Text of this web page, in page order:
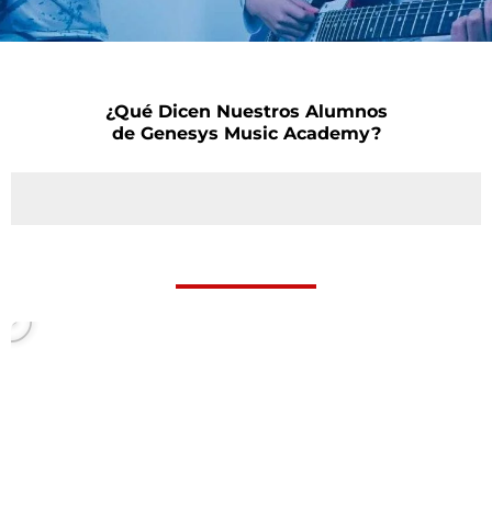
¿Qué Dicen Nuestros Alumnos
de Genesys Music Academy?